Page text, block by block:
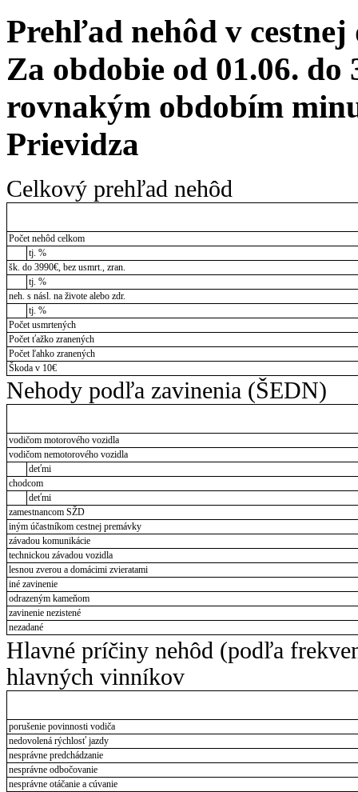
Prehľad nehôd v cestnej
Za obdobie od 01.06. do
rovnakým obdobím
Prievidza
Celkový prehľad nehôd
Počet nehôd celkom
tj. %
šk. do 3990€, bez usmrt., zran.
tj. %
neh. s násl. na živote alebo zdr.
tj. %
Počet usmrtených
Počet ťažko zranených
Počet ľahko zranených
Škoda v 10€
Nehody podľa zavinenia (ŠEDN)
vodičom motorového vozidla
vodičom nemotorového vozidla
deťmi
chodcom
deťmi
zamestnancom SŽD
iným účastníkom cestnej premávky
závadou komunikácie
technickou závadou vozidla
lesnou zverou a domácimi zvieratami
iné zavinenie
odrazeným kameňom
zavinenie nezistené
nezadané
Hlavné príčiny nehôd (podľa
hlavných vinníkov
porušenie povinnosti vodiča
nedovolená rýchlosť jazdy
nesprávne predchádzanie
nesprávne odbočovanie
nesprávne otáčanie a cúvanie